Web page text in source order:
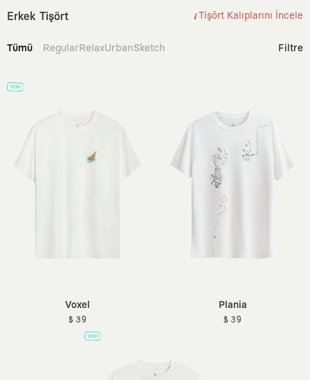
Erkek Tişört Tişört Kalıplarını İncele
Tümü RegularRelaxUrbanSketch Filtre
Voxel
$ 39
Plania
$ 39